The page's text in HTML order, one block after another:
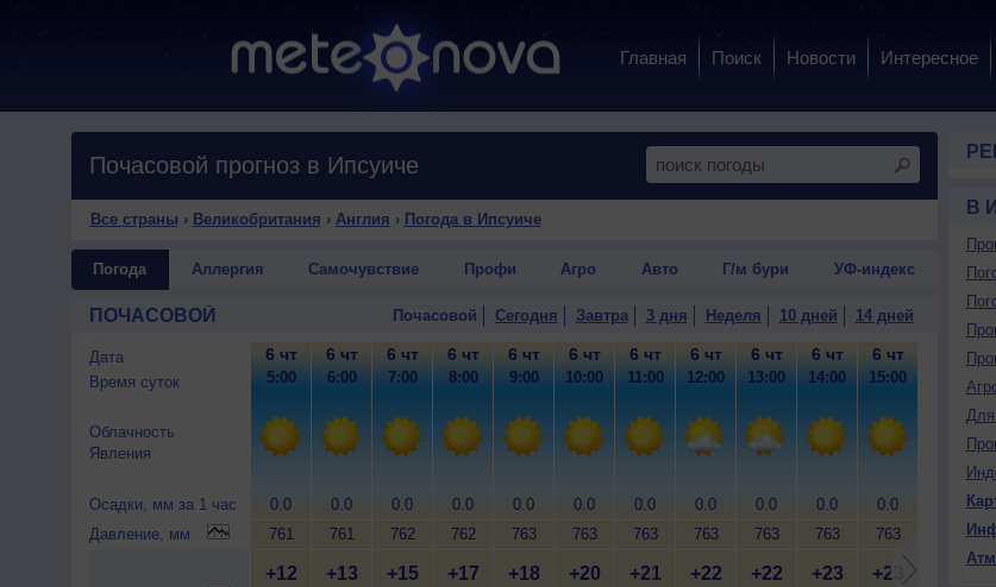
Главная Поиск Новости Интересное
Почасовой прогноз в Ипсуиче
Все страны › Великобритания › Англия › Погода в Ипсуиче
Погода Аллергия Самочувствие Профи Агро Авто Г/м бури УФ-индекс
ПОЧАСОВОЙ Почасовой Сегодня Завтра 3 дня Неделя 10 дней 14 дней
Дата
Время суток
Облачность
Явления
Осадки, мм за 1 час
Давление, мм
6 чт
5:00
0.0
761
+12
6 чт
6:00
0.0
761
+13
6 чт
7:00
0.0
762
+15
6 чт
8:00
0.0
762
+17
6 чт
9:00
0.0
763
+18
6 чт
10:00
0.0
763
+20
6 чт
11:00
0.0
763
+21
6 чт
12:00
0.0
763
+22
6 чт
13:00
0.0
763
+22
6 чт
14:00
0.0
763
+23
6 чт
15:00
0.0
763
+23
В
Для